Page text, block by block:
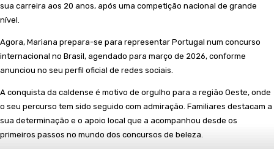
sua carreira aos 20 anos, após uma competição nacional de grande
nível.
Agora, Mariana prepara-se para representar Portugal num concurso
internacional no Brasil, agendado para março de 2026, conforme
anunciou no seu perfil oficial de redes sociais.
A conquista da caldense é motivo de orgulho para a região Oeste, onde
o seu percurso tem sido seguido com admiração. Familiares destacam a
sua determinação e o apoio local que a acompanhou desde os
primeiros passos no mundo dos concursos de beleza.